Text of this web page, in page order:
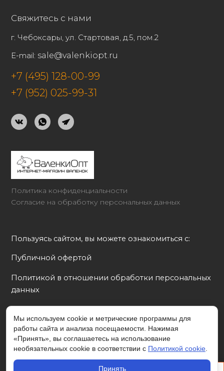
Мы используем cookie и метрические программы для
работы сайта и анализа посещаемости. Нажимая
«Принять», вы соглашаетесь на использование
необязательных cookie в соответствии с Политикой cookie
Принять
Политика конфиденциальности
Согласие на обработку персональных данных
Пользуясь сайтом, вы можете ознакомиться с:
Публичной офертой
Политикой в отношении обработки персональных
данных
Политикой cookie
Свяжитесь с нами
г. Чебоксары, ул. Стартовая, д.5, пом.2
E-mail: sale@valenkiopt.ru
+7 (495) 128-00-99
+7 (952) 025-99-31